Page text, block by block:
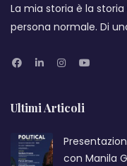
La mia storia è la
persona normale. Di
Ultimi Articoli
con Manila